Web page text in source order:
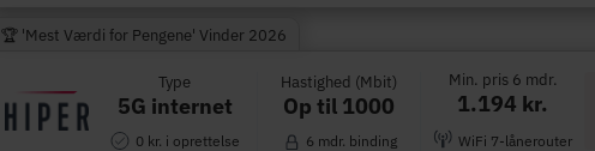
🏆 'Mest Værdi for Pengene' Vinder 2026
Type
5G internet
0 kr. i oprettelse
Hastighed (Mbit)
Op til 1000
6 mdr. binding
Min. pris 6 mdr.
1.194 kr.
WiFi 7-lånerouter